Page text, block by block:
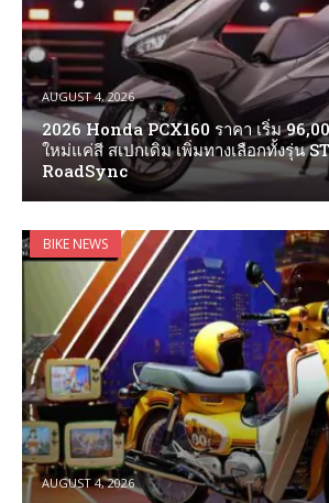
AUGUST 4, 2026
2026 Honda PCX160 ราคา เริ่ม
ใหม่แค่สี สเปกเดิม เพิ่มทางเลือกทั้งรุ่น
RoadSync
BIKE NEWS
AUGUST 4, 2026